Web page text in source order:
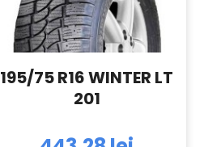
195/75 R16 WINTER LT
201